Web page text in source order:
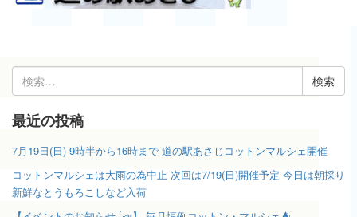
検
索:
最近の投稿
7月19日(日) 9時半から16時まで 道の駅あさじコットンマルシェ開催
コットンマルシェは大雨の為中止 次回は7/19(日)開催予定 今日は朝採り
新鮮なとうもろこしなど入荷